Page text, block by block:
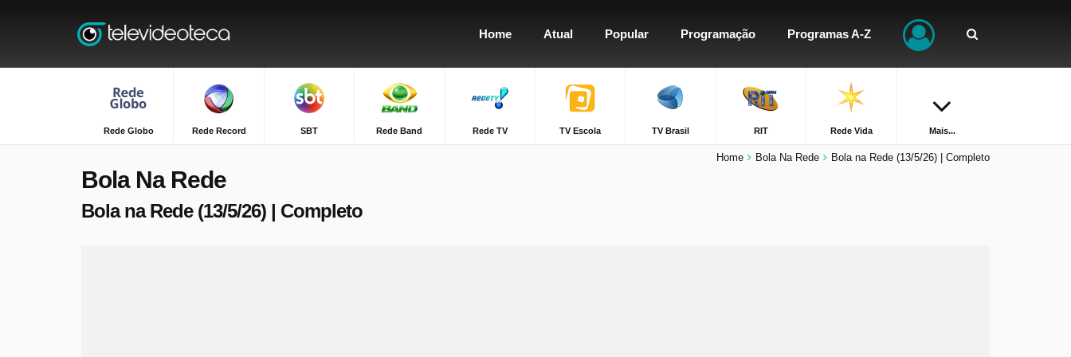
Home Atual Popular Programação Programas A-Z
Rede Globo Rede Record SBT Rede Band Rede TV TV Escola TV Brasil RIT Rede Vida Mais...
Home Bola Na Rede Bola na Rede (13/5/26) | Completo
Bola Na Rede
Bola na Rede (13/5/26) | Completo